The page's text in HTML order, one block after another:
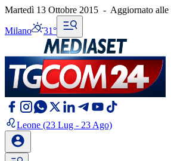
Martedì 13 Ottobre 2015 - Aggiornato alle
Milano 31°
Leone (23 Lug - 23 Ago)